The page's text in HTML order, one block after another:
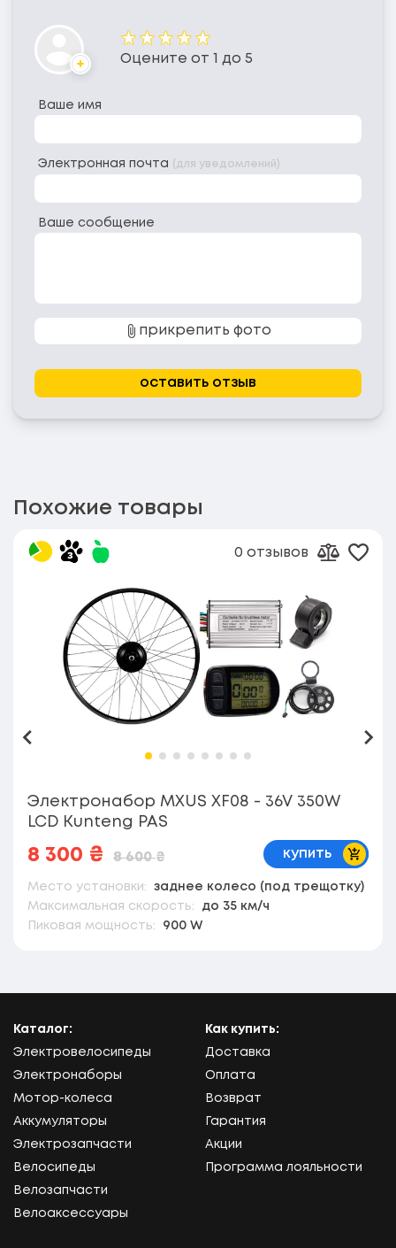
Аватар
Оценка
Оцените от 1 до 5
Ваше имя
Электронная почта (для уведомлений)
Ваше сообщение
прикрепить фото
оставить отзыв
Похожие товары
Назад
Электронабор MXUS XF08 - 36V 350W
LCD Kunteng PAS
8 300 ₴ 8 600₴ купить В
0 отзывов
Место установки:
заднее колесо (под трещотку)
Максимальная скорость:
до 35 км/ч
Пиковая мощность:
900 W
Каталог:
Электровелосипеды
Электронаборы
Мотор-колеса
Аккумуляторы
Электрозапчасти
Велосипеды
Велозапчасти
Велоаксессуары
Как купить:
Доставка
Оплата
Возврат
Гарантия
Акции
Программа лояльности